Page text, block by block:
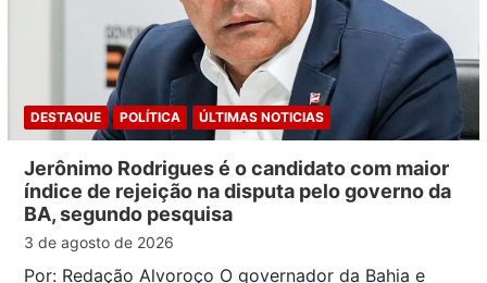
DESTAQUE POLÍTICA ÚLTIMAS NOTICIAS
Jerônimo Rodrigues é o candidato com maior
índice de rejeição na disputa pelo governo da
BA, segundo pesquisa
3 de agosto de 2026
Por: Redação Alvoroço O governador da Bahia e